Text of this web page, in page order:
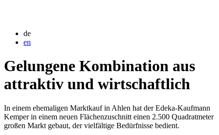
de
en
Gelungene Kombination aus
attraktiv und wirtschaftlich
In einem ehemaligen Marktkauf in Ahlen hat der Edeka-Kaufmann
Kemper in einem neuen Flächenzuschnitt einen 2.500 Quadratmeter
großen Markt gebaut, der vielfältige Bedürfnisse bedient.